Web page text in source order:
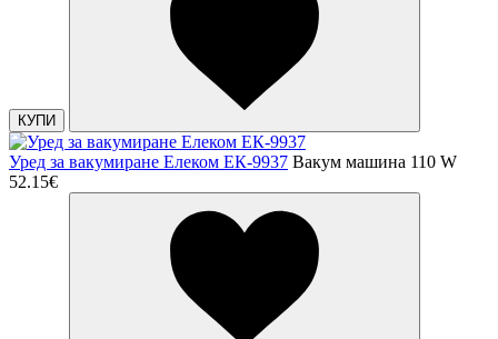
КУПИ
Уред за вакумиране Елеком ЕК-9937 Вакум машина 110 W
52.15€